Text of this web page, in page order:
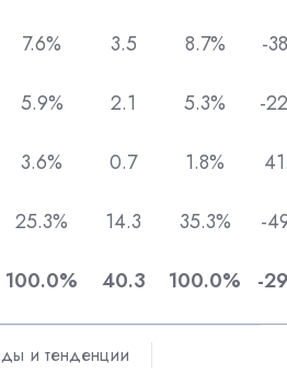
7.6% 3.5 8.7% -
5.9% 2.1 5.3% -
3.6% 0.7 1.8%
25.3% 14.3 35.3% -
100.0% 40.3 100.0% -
и тенденции